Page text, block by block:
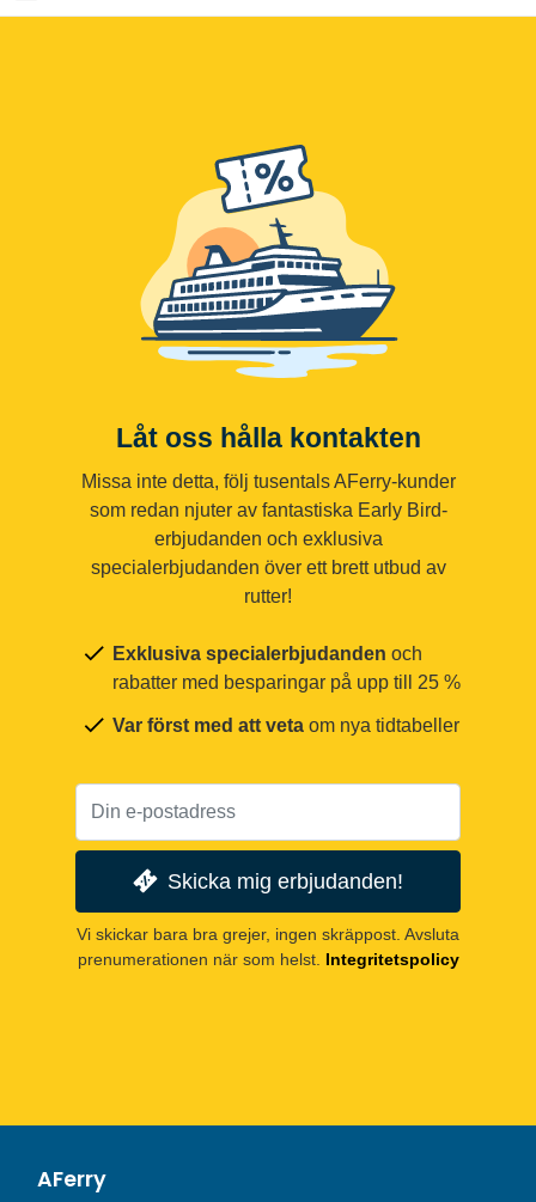
Låt oss hålla kontakten
Missa inte detta, följ tusentals AFerry-kunder
som redan njuter av fantastiska Early Bird-
erbjudanden och exklusiva
specialerbjudanden över ett brett utbud av
rutter!
Exklusiva specialerbjudanden och
rabatter med besparingar på upp till 25 %
Var först med att veta om nya tidtabeller
Skicka mig erbjudanden!
Vi skickar bara bra grejer, ingen skräppost. Avsluta
prenumerationen när som helst. Integritetspolicy
AFerry